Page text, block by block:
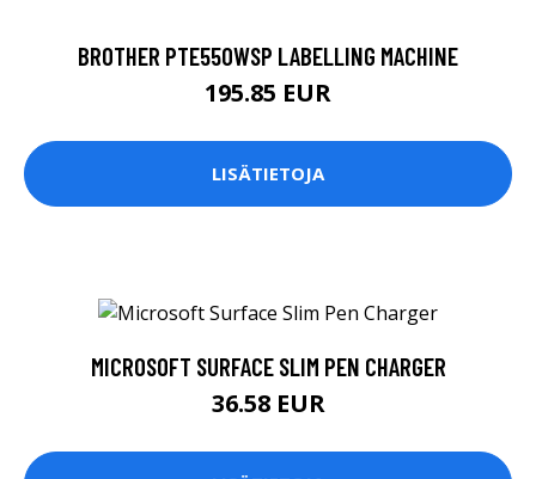
BROTHER PTE550WSP LABELLING MACHINE
195.85 EUR
LISÄTIETOJA
MICROSOFT SURFACE SLIM PEN CHARGER
36.58 EUR